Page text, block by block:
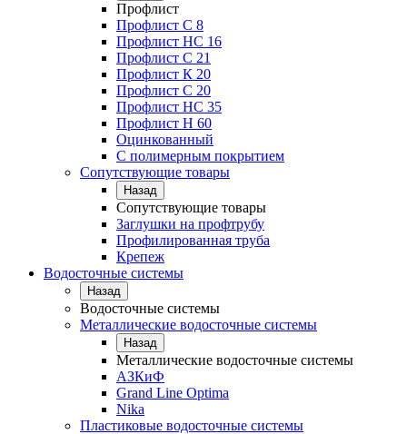
Профлист
Профлист С 8
Профлист НС 16
Профлист C 21
Профлист К 20
Профлист С 20
Профлист НС 35
Профлист Н 60
Оцинкованный
С полимерным покрытием
Сопутствующие товары
Назад
Сопутствующие товары
Заглушки на профтрубу
Профилированная труба
Крепеж
Водосточные системы
Назад
Водосточные системы
Металлические водосточные системы
Назад
Металлические водосточные системы
АЗКиФ
Grand Line Optima
Nika
Пластиковые водосточные системы